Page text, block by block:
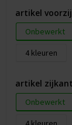
artikel
Onbewerkt
4
artikel
Onbewerkt